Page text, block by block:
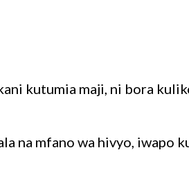
kutumia maji, ni bora
na mfano wa hivyo, iwapo